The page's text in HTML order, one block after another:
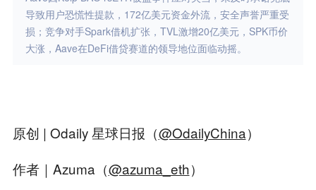
导致用户恐慌性提款，172亿美元资金外流，安全声誉严重受
损；竞争对手Spark借机扩张，TVL激增20亿美元，SPK币价
大涨，Aave在DeFi借贷赛道的领导地位面临动摇。
原创 | Odaily 星球日报（@OdailyChina）
作者｜Azuma（@azuma_eth）